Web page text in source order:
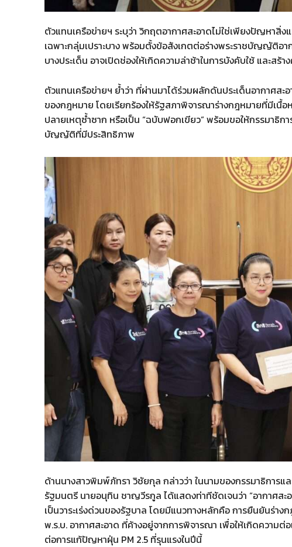
ตัวแทนเครือข่ายฯ ระบุว่า วิกฤตอากาศสะอาดไม่ใช่เพียงปัญหาสิ่
เฉพาะกลุ่มเปราะบาง พร้อมตั้งข้อสังเกตต่อร่างพระราชบัญญัติอา
บางประเด็น อาจเปิดช่องให้เกิดความล่าช้าในการบังคับใช้ และสร้
ตัวแทนเครือข่ายฯ ย้ำว่า ที่ผ่านมาได้ร่วมผลักดันประเด็นอากาศส
ของกฎหมาย โดยเรียกร้องให้รัฐสภาพิจารณาร่างกฎหมายที่มีเนื้
ปลายเหตุซ้ำซาก หรือเป็น “ฉบับฟอกเขียว” พร้อมขอให้กรรมาธิก
บัญญัติที่มีประสิทธิภาพ
ด้านนางสาวพิมพ์ภัทรา วิชัยกุล กล่าวว่า ในนามของกรรมาธิการ
รัฐมนตรี นายอนุทิน ชาญวีรกูล ได้แสดงท่าทีชัดเจนว่า “อากาศ
เป็นวาระเร่งด่วนของรัฐบาล โดยมีแนวทางหลักคือ การยืนยันร่
พ.ร.บ. อากาศสะอาด ที่ค้างอยู่จากการพิจารณา เพื่อให้เกิดความต่
ต่อการแก้ปัญหาฝุ่น PM 2.5 ที่รุนแรงในปีนี้